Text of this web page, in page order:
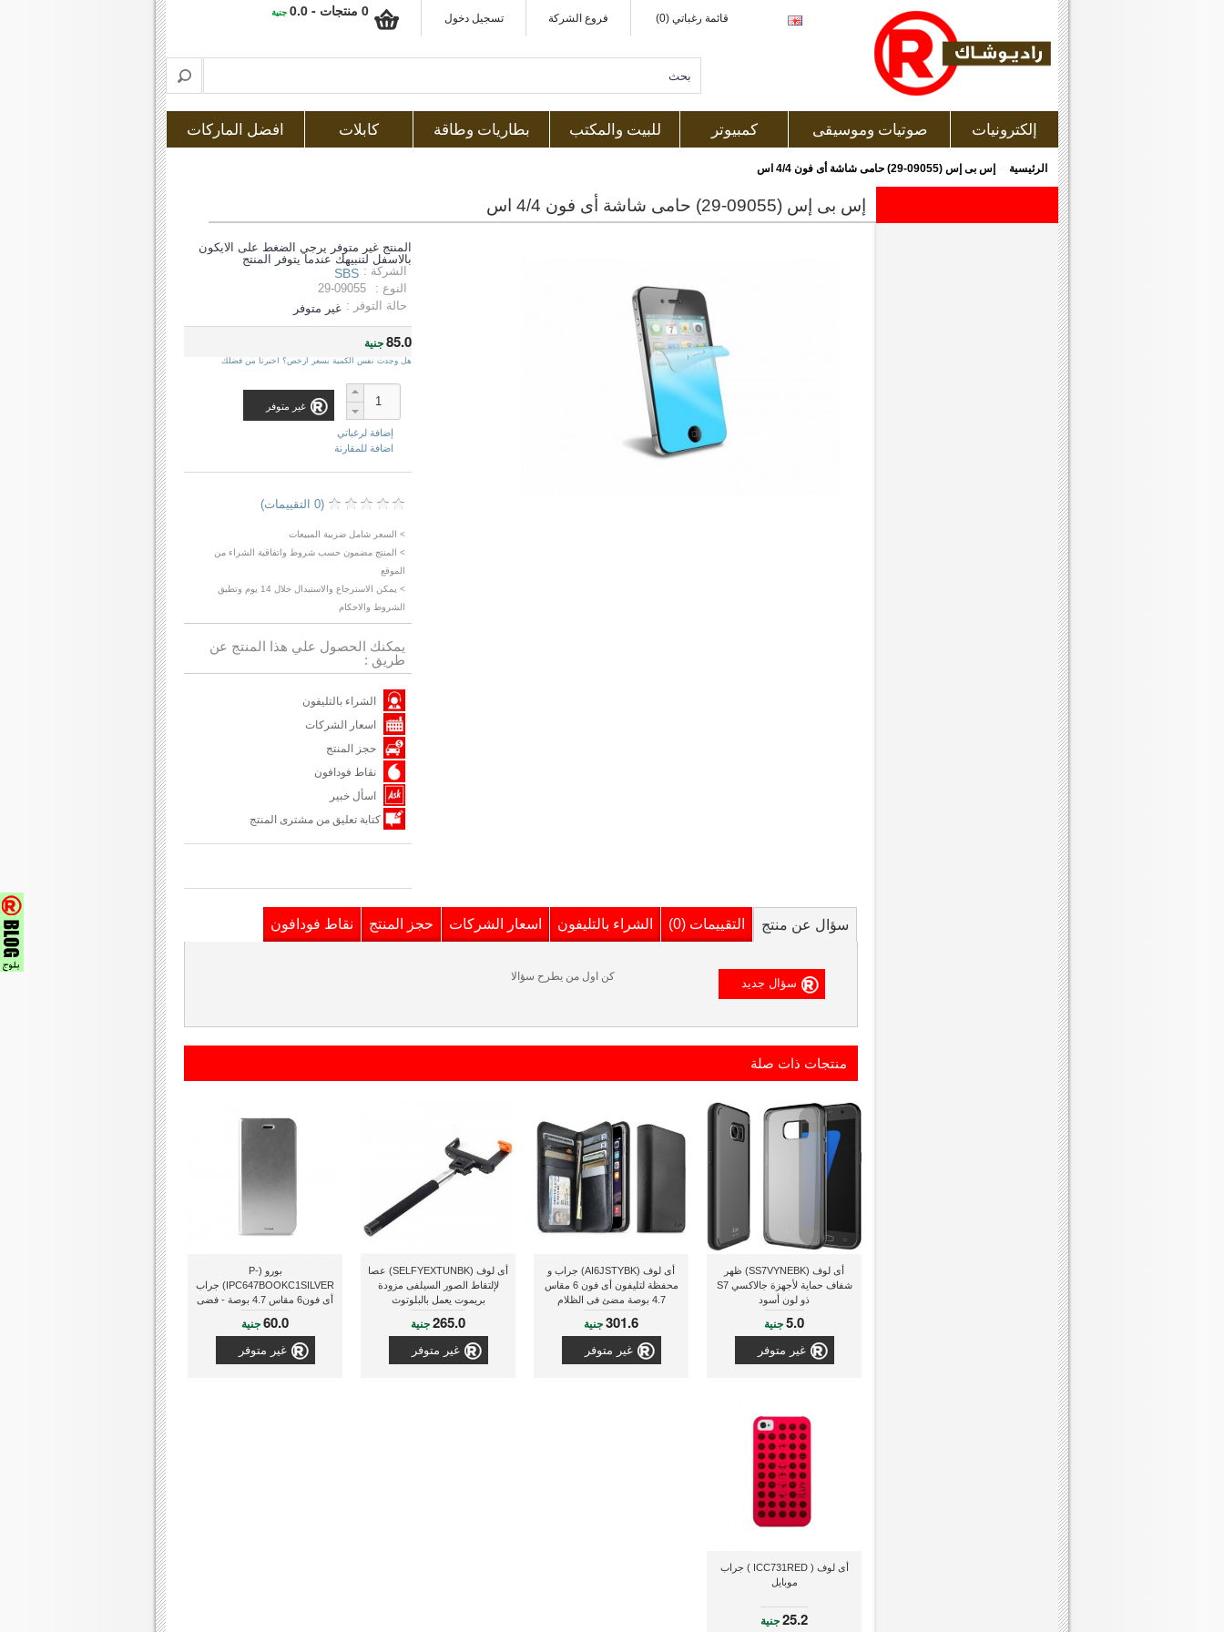
قائمة رغباتي (0) فروع الشركة تسجيل دخول 0 منتجات - 0.0 جنية
إلكترونيات صوتيات وموسيقى كمبيوتر للبيت والمكتب بطاريات وطاقة كابلات افضل الماركات
الرئيسية إس بى إس (09055-29) حامى شاشة أى فون 4/4 اس
إس بى إس (09055-29) حامى شاشة أى فون 4/4 اس
المنتج غير متوفر يرجي الضغط على الايكون
بالاسفل لتنبيهك عندما يتوفر المنتج
الشركة : SBS
النوع :
29-09055
حالة التوفر : غير متوفر
85.0جنية
هل وجدت نفس الكمية بسعر ارخص؟ اخبرنا من فضلك
غير متوفر
إضافة لرغباتي
اضافة للمقارنة
(0 التقييمات)
> السعر شامل ضريبة المبيعات
> المنتج مضمون حسب شروط واتفاقية الشراء من
الموقع
> يمكن الاسترجاع والاستبدال خلال 14 يوم وتطبق
الشروط والاحكام
يمكنك الحصول علي هذا المنتج عن
طريق :
الشراء بالتليفون
اسعار الشركات
حجز المنتج
نقاط فودافون
اسأل خبير
كتابة تعليق من مشترى المنتج
سؤال عن منتج التقييمات (0) الشراء بالتليفون اسعار الشركات حجز المنتج نقاط فودافون
كن اول من يطرح سؤالا
منتجات ذات صلة
أى لوف (SS7VYNEBK) ظهر
شفاف حماية لأجهزة جالاكسي S7
ذو لون أسود
5.0جنية
غير متوفر
أى لوف (AI6JSTYBK) جراب و
محفظة لتليفون أى فون 6 مقاس
4.7 بوصة مضئ فى الظلام
301.6جنية
غير متوفر
أى لوف (SELFYEXTUNBK) عصا
لإلتقاط الصور السيلفى مزودة
بريموت يعمل بالبلوتوث
265.0جنية
غير متوفر
بورو (P-
IPC647BOOKC1SILVER) جراب
أى فون6 مقاس 4.7 بوصة - فضى
60.0جنية
غير متوفر
أى لوف ( ICC731RED ) جراب
موبايل
25.2جنية